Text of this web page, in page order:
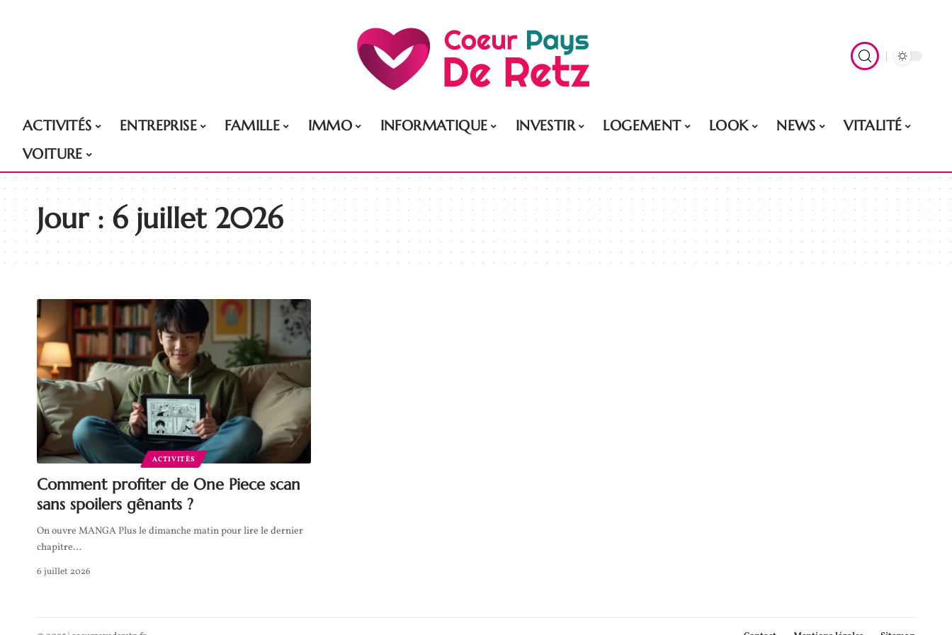
ACTIVITÉS ENTREPRISE FAMILLE IMMO INFORMATIQUE INVESTIR LOGEMENT LOOK NEWS
VITALITÉ
VOITURE
Jour :6 juillet 2026
ACTIVITÉS
Comment profiter de One Piece scan
sans spoilers gênants ?
On ouvre MANGA Plus le dimanche matin pour lire le dernier
chapitre…
6 juillet 2026